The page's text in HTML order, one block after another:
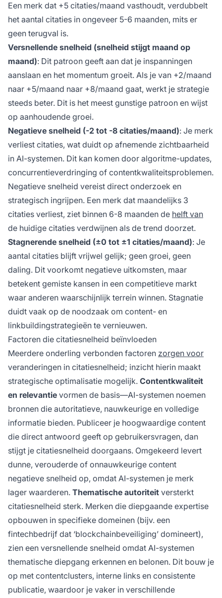
Een merk dat +5 citaties/maand vasthoudt, verdubbelt
het aantal citaties in ongeveer 5-6 maanden, mits er
geen terugval is.
Versnellende snelheid (snelheid stijgt maand op
maand): Dit patroon geeft aan dat je inspanningen
aanslaan en het momentum groeit. Als je van +2/maand
naar +5/maand naar +8/maand gaat, werkt je strategie
steeds beter. Dit is het meest gunstige patroon en wijst
op aanhoudende groei.
Negatieve snelheid (-2 tot -8 citaties/maand): Je merk
verliest citaties, wat duidt op afnemende zichtbaarheid
in AI-systemen. Dit kan komen door algoritme-updates,
concurrentieverdringing of contentkwaliteitsproblemen.
Negatieve snelheid vereist direct onderzoek en
strategisch ingrijpen. Een merk dat maandelijks 3
citaties verliest, ziet binnen 6-8 maanden de helft van
de huidige citaties verdwijnen als de trend doorzet.
Stagnerende snelheid (±0 tot ±1 citaties/maand): Je
aantal citaties blijft vrijwel gelijk; geen groei, geen
daling. Dit voorkomt negatieve uitkomsten, maar
betekent gemiste kansen in een competitieve markt
waar anderen waarschijnlijk terrein winnen. Stagnatie
duidt vaak op de noodzaak om content- en
linkbuildingstrategieën te vernieuwen.
Factoren die citatiesnelheid beïnvloeden
Meerdere onderling verbonden factoren zorgen voor
veranderingen in citatiesnelheid; inzicht hierin maakt
strategische optimalisatie mogelijk. Contentkwaliteit
en relevantie vormen de basis—AI-systemen noemen
bronnen die autoritatieve, nauwkeurige en volledige
informatie bieden. Publiceer je hoogwaardige content
die direct antwoord geeft op gebruikersvragen, dan
stijgt je citatiesnelheid doorgaans. Omgekeerd levert
dunne, verouderde of onnauwkeurige content
negatieve snelheid op, omdat AI-systemen je merk
lager waarderen. Thematische autoriteit versterkt
citatiesnelheid sterk. Merken die diepgaande expertise
opbouwen in specifieke domeinen (bijv. een
fintechbedrijf dat ‘blockchainbeveiliging’ domineert),
zien een versnellende snelheid omdat AI-systemen
thematische diepgang erkennen en belonen. Dit bouw je
op met contentclusters, interne links en consistente
publicatie, waardoor je vaker in verschillende